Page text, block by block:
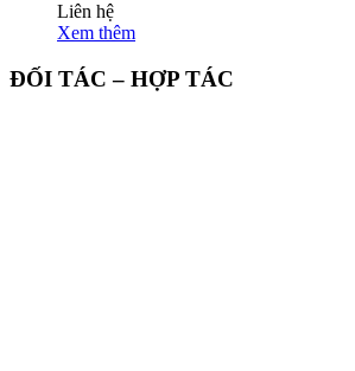
Liên hệ
Xem thêm
ĐỐI TÁC – HỢP TÁC